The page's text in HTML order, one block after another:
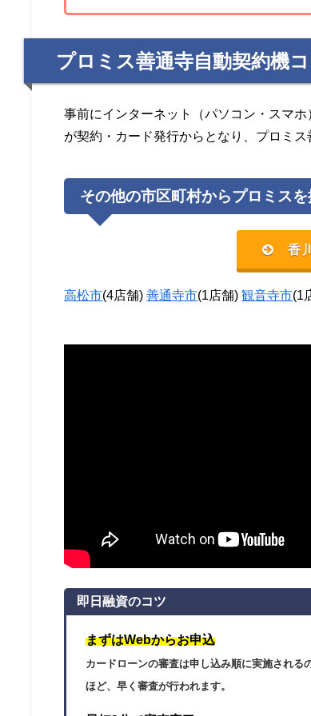
プロミス善通寺自動契約機
事前にインターネット（パソコン・スマ
が契約・カード発行からとなり、プロミ
その他の市区町村からプロミスを
香
高松市(4店舗)善通寺市(1店舗)観音寺市(1
即日融資のコツ
まずはWebからお申込
カードローンの審査は申し込み順に実施され
ほど、早く審査が行われます。